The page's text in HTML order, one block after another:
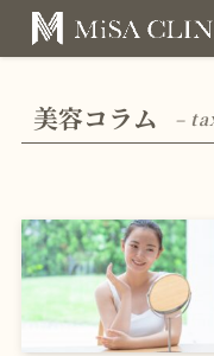
美容コラム –